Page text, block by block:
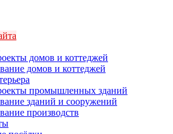
домов и коттеджей
домов и коттеджей
промышленных зданий
зданий и сооружений
производств